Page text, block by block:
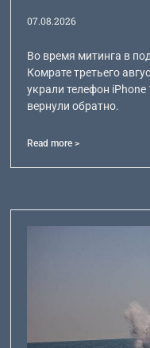
07.08.2026
Во время митинга в
Комрате третьего
украли телефон iPhone
вернули обратно.
Read more >